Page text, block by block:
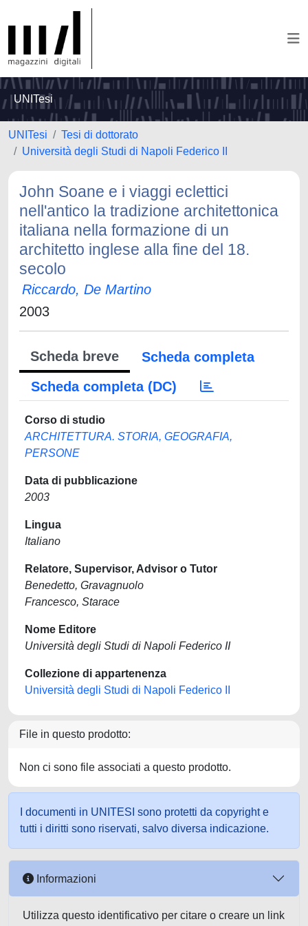
UNITesi
UNITesi
Tesi di dottorato
Università degli Studi di Napoli Federico II
John Soane e i viaggi eclettici
nell'antico la tradizione architettonica
italiana nella formazione di un
architetto inglese alla fine del 18.
secolo
Riccardo, De Martino
2003
Scheda breve
Scheda completa
Scheda completa (DC)
Corso di studio
ARCHITETTURA. STORIA, GEOGRAFIA,
PERSONE
Data di pubblicazione
2003
Lingua
Italiano
Relatore, Supervisor, Advisor o Tutor
Benedetto, Gravagnuolo
Francesco, Starace
Nome Editore
Università degli Studi di Napoli Federico II
Collezione di appartenenza
Università degli Studi di Napoli Federico II
File in questo prodotto:
Non ci sono file associati a questo prodotto.
I documenti in UNITESI sono protetti da copyright e
tutti i diritti sono riservati, salvo diversa indicazione.
Informazioni
Utilizza questo identificativo per citare o creare un link